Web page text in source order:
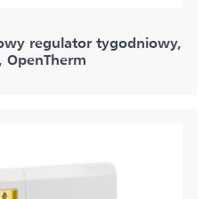
regulator tygodniowy,
OpenTherm